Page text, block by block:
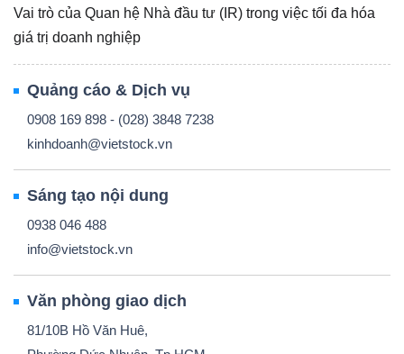
Vai trò của Quan hệ Nhà đầu tư (IR) trong việc tối đa hóa
giá trị doanh nghiệp
Quảng cáo & Dịch vụ
0908 169 898 - (028) 3848 7238
kinhdoanh@vietstock.vn
Sáng tạo nội dung
0938 046 488
info@vietstock.vn
Văn phòng giao dịch
81/10B Hồ Văn Huê,
cụ
Truyền
thông
tài
chính